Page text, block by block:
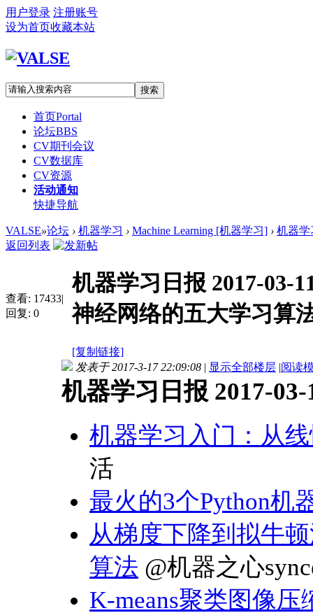
用户登录 注册账号
设为首页收藏本站
搜索
首页Portal
论坛BBS
CV期刊会议
CV数据库
CV资源
活动通知
快捷导航
VALSE»论坛 › 机器学习 › Machine Learning [机器学习] › 机器学
返回列表
查看: 17433|
回复: 0
机器学习日报 2017-03-
神经网络的五大学习算
[复制链接]
发表于 2017-3-17 22:09:08 | 显示全部楼层 |阅读
机器学习日报 2017-03-
机器学习入门：从
活
最火的3个Python机
从梯度下降到拟牛
算法 @机器之心
K-means聚类图像